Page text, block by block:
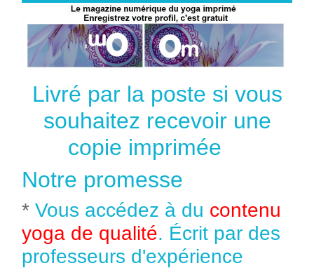
Livré par la poste si vous
souhaitez recevoir une
copie imprimée
Notre promesse
* Vous accédez à du contenu
yoga de qualité. Écrit par des
professeurs d'expérience